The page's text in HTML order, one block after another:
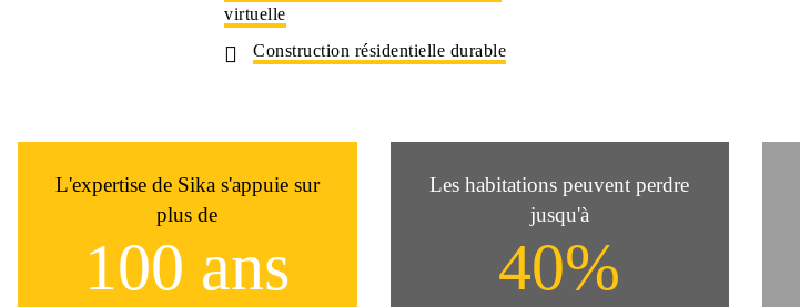
virtuelle
Construction résidentielle durable
L'expertise de Sika s'appuie sur
plus de
100 ans
Les habitations peuvent perdre
jusqu'à
40%